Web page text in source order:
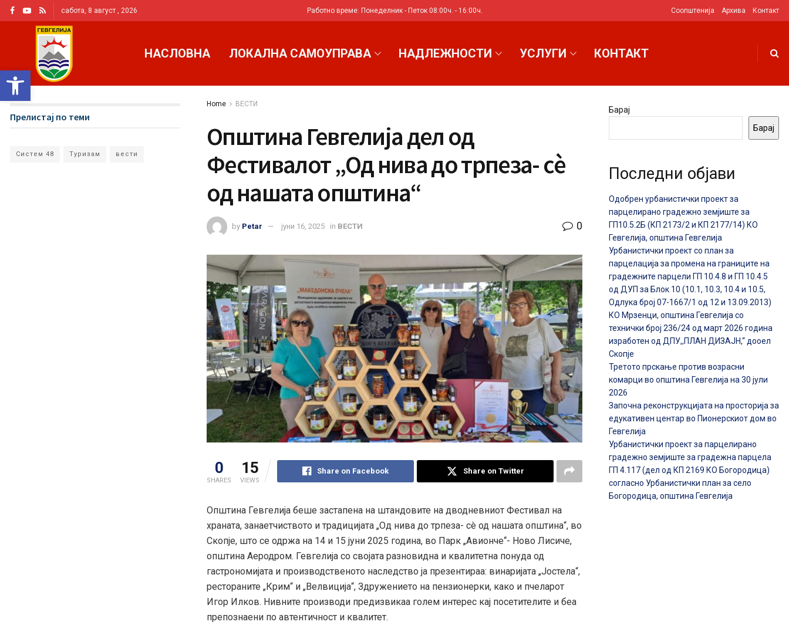
Open toolbar
сабота, 8 август , 2026 Работно време: Понеделник - Петок 08:00ч. - 16:00ч. Соопштенија Архива Контакт
НАСЛОВНА ЛОКАЛНА САМОУПРАВА НАДЛЕЖНОСТИ УСЛУГИ КОНТАКТ
Home ВЕСТИ
Општина Гевгелија дел од
Фестивалот „Од нива до трпеза- сè
од нашата општина“
by Petar јуни 16, 2025 in ВЕСТИ 0
0
SHARES
15
VIEWS
Share on Facebook Share on Twitter
Општина Гевгелија беше застапена на штандовите на дводневниот Фестивал на
храната, занаетчиството и традицијата „Од нива до трпеза- сè од нашата општина“, во
Скопје, што се одржа на 14 и 15 јуни 2025 година, во Парк „Авионче“- Ново Лисиче,
општина Аеродром. Гевгелија со својата разновидна и квалитетна понуда од
гастрономијата и производственото наследство ја презентираа: винаријата „Јостела“,
рестораните „Крим“ и „Велвиција“, Здружението на пензионерки, како и пчеларот
Игор Илков. Нивните производи предизвикаа голем интерес кај посетителите и беа
препознаени по автентичност и квалитет.
Прелистај по теми
Систем 48 Туризам вести
Барај
Барај
Последни објави
Одобрен урбанистички проект за
парцелирано градежно земјиште за
ГП10.5.2Б (КП 2173/2 и КП 2177/14) КО
Гевгелија, општина Гевгелија
Урбанистички проект со план за
парцелација за промена на границите на
градежните парцели ГП 10.4.8 и ГП 10.4.5
од ДУП за Блок 10 (10.1, 10.3, 10.4 и 10.5,
Одлука број 07-1667/1 од 12 и 13.09.2013)
КО Мрзенци, општина Гевгелија со
технички број 236/24 од март 2026 година
изработен од ДПУ,,ПЛАН ДИЗАЈН,“ дооел
Скопје
Третото прскање против возрасни
комарци во општина Гевгелија на 30 јули
2026
Започна реконструкцијата на просторија за
едукативен центар во Пионерскиот дом во
Гевгелија
Урбанистички проект за парцелирано
градежно земјиште за градежна парцела
ГП 4.117 (дел од КП 2169 КО Богородица)
согласно Урбанистички план за село
Богородица, општина Гевгелија